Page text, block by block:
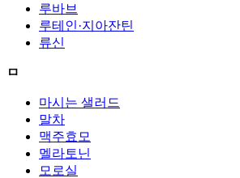
루바브
루테인·지아잔틴
류신
ㅁ
마시는 샐러드
말차
맥주효모
멜라토닌
모로실